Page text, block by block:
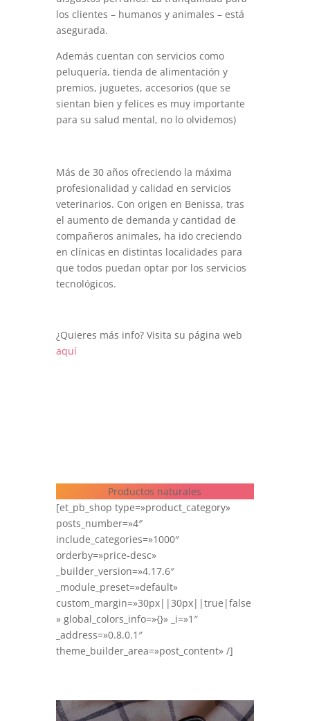
los clientes – humanos y animales – está
asegurada.
Además cuentan con servicios como
peluquería, tienda de alimentación y
premios, juguetes, accesorios (que se
sientan bien y felices es muy importante
para su salud mental, no lo olvidemos)
Más de 30 años ofreciendo la máxima
profesionalidad y calidad en servicios
veterinarios. Con origen en Benissa, tras
el aumento de demanda y cantidad de
compañeros animales, ha ido creciendo
en clínicas en distintas localidades para
que todos puedan optar por los servicios
tecnológicos.
¿Quieres más info? Visita su página web
aquí
Productos naturales
[et_pb_shop type=»product_category»
posts_number=»4″
include_categories=»1000″
orderby=»price-desc»
_builder_version=»4.17.6″
_module_preset=»default»
custom_margin=»30px||30px||true|false
» global_colors_info=»{}» _i=»1″
_address=»0.8.0.1″
theme_builder_area=»post_content» /]